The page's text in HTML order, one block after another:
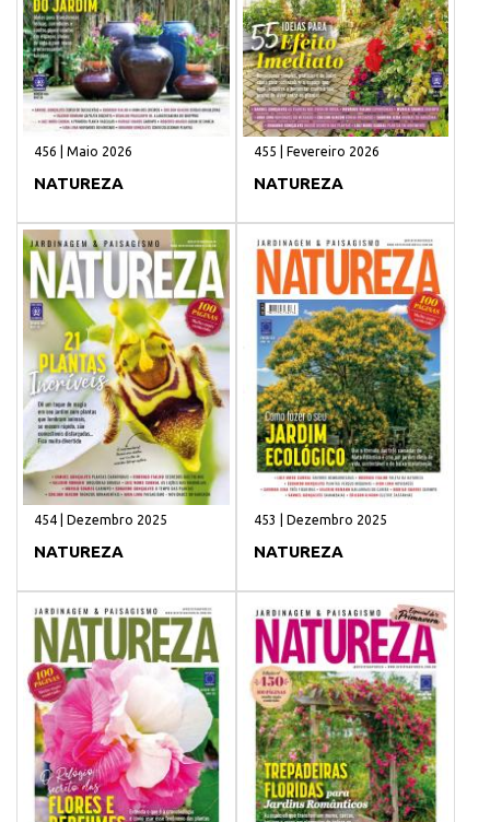
456 | Maio 2026
NATUREZA
455 | Fevereiro 2026
NATUREZA
454 | Dezembro 2025
NATUREZA
453 | Dezembro 2025
NATUREZA